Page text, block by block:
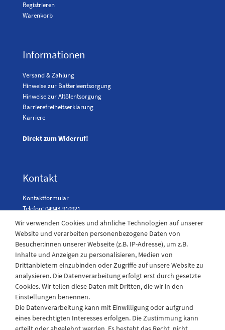
Registrieren
Warenkorb
Informationen
Versand & Zahlung
Hinweise zur Batterieentsorgung
Hinweise zur Altölentsorgung
Barrierefreiheitserklärung
Karriere
Direkt zum Widerruf!
Kontakt
Kontaktformular
Telefon: 04943-910921
Laden Öffnungszeiten
Montag - Freitag
08:30 - 12:30 und 13.00 - 17.30 Uhr
Samstags
08:30 bis 12:30 Uhr
Wir verwenden Cookies und ähnliche Technologien auf unserer
Website und verarbeiten personenbezogene Daten von
Besucher:innen unserer Webseite (z.B. IP-Adresse), um z.B.
Inhalte und Anzeigen zu personalisieren, Medien von
Drittanbietern einzubinden oder Zugriffe auf unsere Website zu
analysieren. Die Datenverarbeitung erfolgt erst durch gesetzte
Cookies. Wir teilen diese Daten mit Dritten, die wir in den
Einstellungen benennen.
Die Datenverarbeitung kann mit Einwilligung oder aufgrund
eines berechtigten Interesses erfolgen. Die Zustimmung kann